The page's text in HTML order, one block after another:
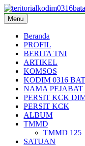
Skip
to
content
teritoriakkodimo0316batam
Menu
Beranda
PROFIL
BERITA TNI
ARTIKEL
KOMSOS
KODIM 0316
NAMA PEJABAT
PERSIT KCK
PERSIT KCK
ALBUM
TMMD
TMMD 125
SATUAN